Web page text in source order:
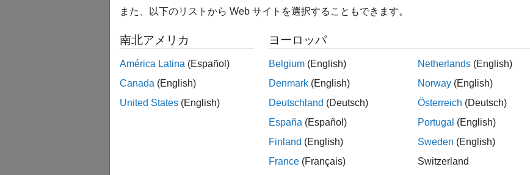
また、以下のリストから Web サイトを選択することもできます。
南北アメリカ
América Latina (Español)
Canada (English)
United States (English)
ヨーロッパ
Belgium (English)
Denmark (English)
Deutschland (Deutsch)
España (Español)
Finland (English)
France (Français)
Netherlands (English)
Norway (English)
Österreich (Deutsch)
Portugal (English)
Sweden (English)
Switzerland